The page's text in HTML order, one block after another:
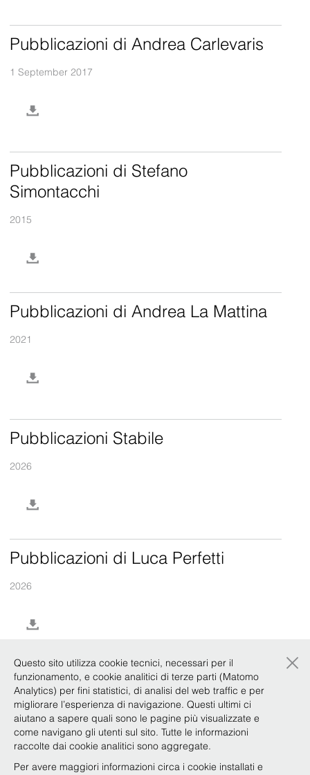
Pubblicazioni di Andrea Carlevaris
1 September 2017
Pubblicazioni di Stefano
Simontacchi
2015
Pubblicazioni di Andrea La Mattina
2021
Pubblicazioni Stabile
2026
Pubblicazioni di Luca Perfetti
2026
Pubblicazioni di Marco Arato
2018
Questo sito utilizza cookie tecnici, necessari per il
funzionamento, e cookie analitici di terze parti (Matomo
Analytics) per fini statistici, di analisi del web traffic e per
migliorare l’esperienza di navigazione. Questi ultimi ci
aiutano a sapere quali sono le pagine più visualizzate e
come navigano gli utenti sul sito. Tutte le informazioni
raccolte dai cookie analitici sono aggregate.
Per avere maggiori informazioni circa i cookie installati e
×